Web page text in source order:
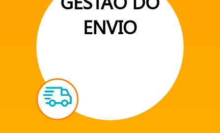
ENVIO